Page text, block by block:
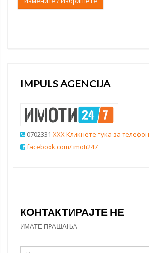
IMPULS AGENCIJA
0702331-XXX Кликнете тука за телефон
facebook.com/ imoti247
КОНТАКТИРАЈТЕ НЕ
ИМАТЕ ПРАШАЊА